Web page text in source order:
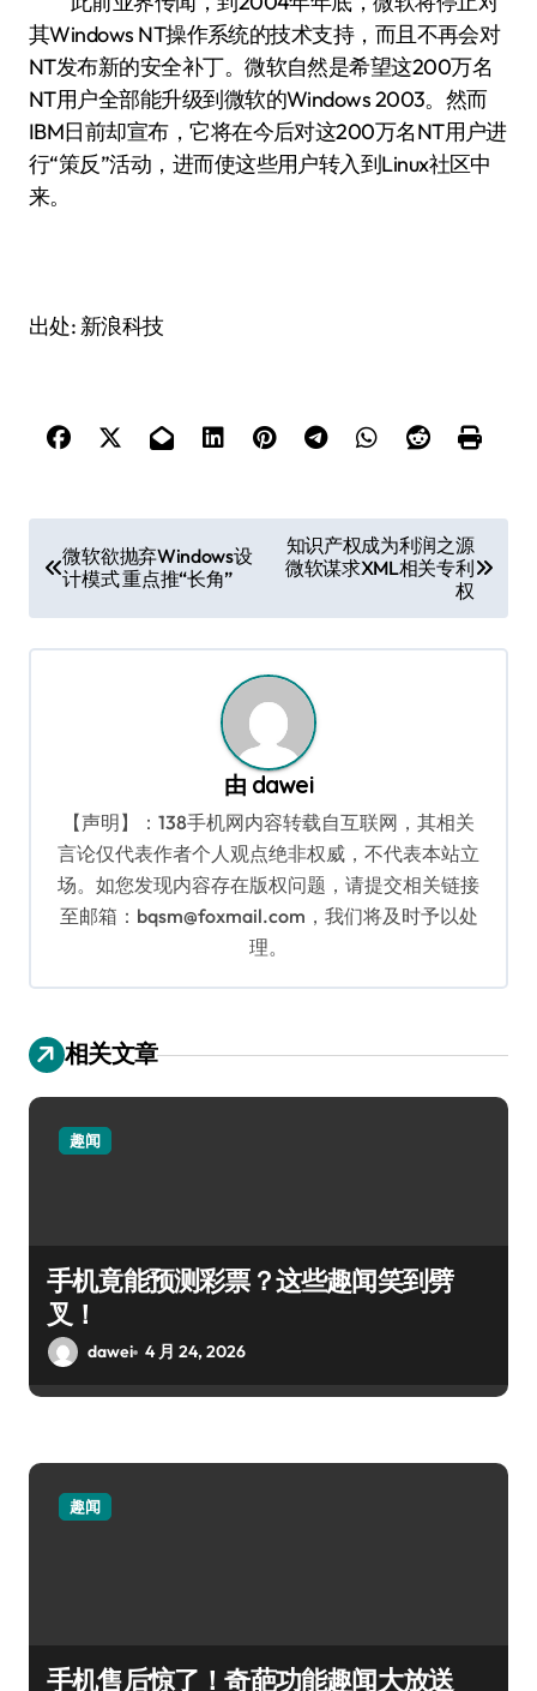
其Windows NT操作系统的技术支持，而且不再会对
NT发布新的安全补丁。微软自然是希望这200万名
NT用户全部能升级到微软的Windows 2003。然而
IBM日前却宣布，它将在今后对这200万名NT用户进
行“策反”活动，进而使这些用户转入到Linux社区中
来。
出处: 新浪科技
章
导
航
微软欲抛弃Windows设
计模式 重点推“长角”
知识产权成为利润之源
微软谋求XML相关专利
权
由 dawei
【声明】：138手机网内容转载自互联网，其相关
言论仅代表作者个人观点绝非权威，不代表本站立
场。如您发现内容存在版权问题，请提交相关链接
至邮箱：bqsm@foxmail.com，我们将及时予以处
理。
相关文章
趣闻
手机竟能预测彩票？这些趣闻笑到劈
叉！
dawei 4 月 24, 2026
趣闻
手机售后惊了！奇葩功能趣闻大放送